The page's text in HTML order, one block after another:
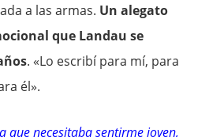
a las armas. Un alegato
que Landau se
. «Lo escribí para mí, para
él».
que necesitaba sentirme joven,